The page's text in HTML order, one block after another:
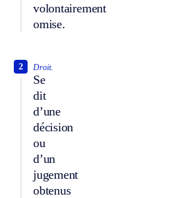
volontairement
omise.
Droit.
Se
dit
d’une
décision
ou
d’un
jugement
obtenus
2